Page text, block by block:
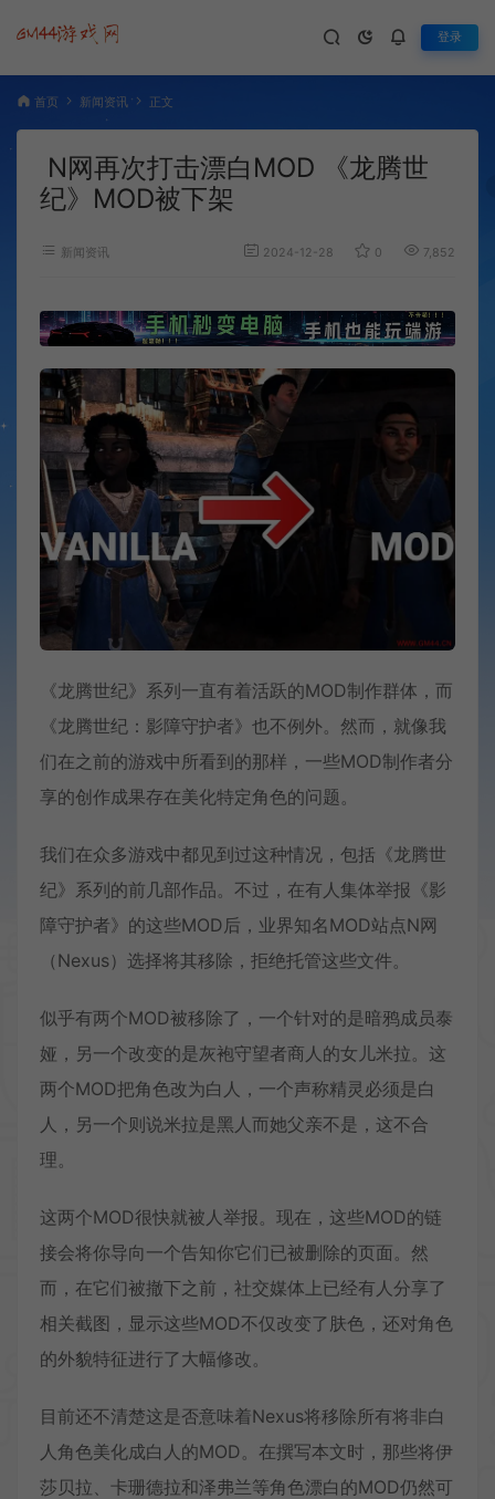
登录
首页 新闻资讯 正文
N网再次打击漂白MOD 《龙腾世
纪》MOD被下架
新闻资讯 2024-12-28 0 7,852
《龙腾世纪》系列一直有着活跃的MOD制作群体，而
《龙腾世纪：影障守护者》也不例外。然而，就像我
们在之前的游戏中所看到的那样，一些MOD制作者分
享的创作成果存在美化特定角色的问题。
我们在众多游戏中都见到过这种情况，包括《龙腾世
纪》系列的前几部作品。不过，在有人集体举报《影
障守护者》的这些MOD后，业界知名MOD站点N网
（Nexus）选择将其移除，拒绝托管这些文件。
似乎有两个MOD被移除了，一个针对的是暗鸦成员泰
娅，另一个改变的是灰袍守望者商人的女儿米拉。这
两个MOD把角色改为白人，一个声称精灵必须是白
人，另一个则说米拉是黑人而她父亲不是，这不合
理。
这两个MOD很快就被人举报。现在，这些MOD的链
接会将你导向一个告知你它们已被删除的页面。然
而，在它们被撤下之前，社交媒体上已经有人分享了
相关截图，显示这些MOD不仅改变了肤色，还对角色
的外貌特征进行了大幅修改。
目前还不清楚这是否意味着Nexus将移除所有将非白
人角色美化成白人的MOD。在撰写本文时，那些将伊
莎贝拉、卡珊德拉和泽弗兰等角色漂白的MOD仍然可